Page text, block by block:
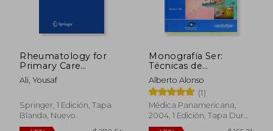
Rheumatology for
Primary Care
Providers: A Clinical
Casebook (en Inglés)
Ali, Yousaf
Springer, 1 Edición, Tapa
Blanda, Nuevo
Monografía Ser:
Técnicas de
Diagnóstico y
Tratamiento en
Reumatología
Alberto Alonso
(1)
Médica Panamericana,
2004, 1 Edición, Tapa Dura,
Nuevo